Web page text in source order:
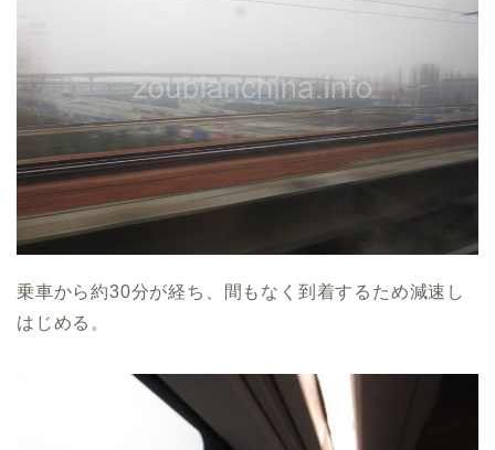
乗車から約30分が経ち、間もなく到着するため減速し
はじめる。